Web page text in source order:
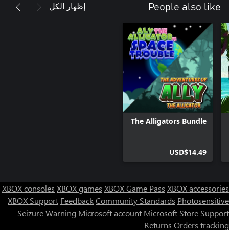
People also like إظهار الكل
The Alligators Bundle
USD$14.49
XBOX consoles XBOX games XBOX Game Pass XBOX accessories
XBOX Support FeedbackCommunity Standards Photosensitive
Seizure Warning Microsoft account Microsoft Store Support
Returns Orders tracking